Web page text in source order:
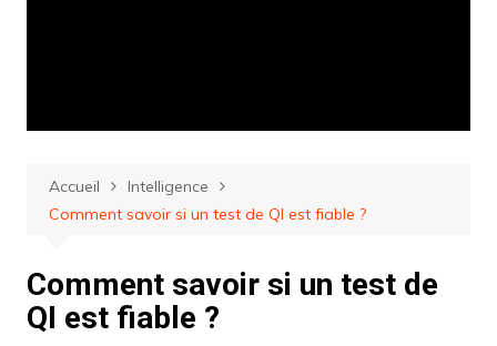
Accueil
Intelligence
Comment savoir si un test de QI est fiable ?
Comment savoir si un test de
QI est fiable ?